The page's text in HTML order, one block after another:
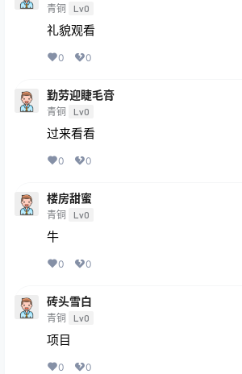
青铜 Lv0
礼貌观看
0 0
勤劳迎睫毛膏
青铜 Lv0
过来看看
0 0
楼房甜蜜
青铜 Lv0
牛
0 0
砖头雪白
青铜 Lv0
项目
0 0